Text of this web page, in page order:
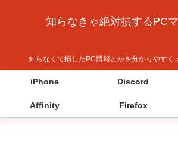
知らなきゃ絶対損するPC
知らなくて損したPC情報とかを分かりやすく
iPhone Discord
Affinity Firefox